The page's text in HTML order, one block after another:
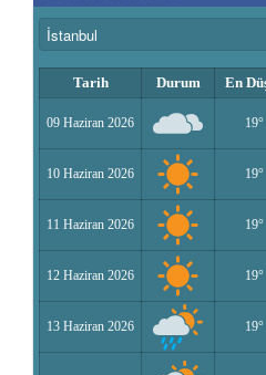
Tarih Durum En
09 Haziran 2026 19°
10 Haziran 2026 19°
11 Haziran 2026 19°
12 Haziran 2026 19°
13 Haziran 2026 19°